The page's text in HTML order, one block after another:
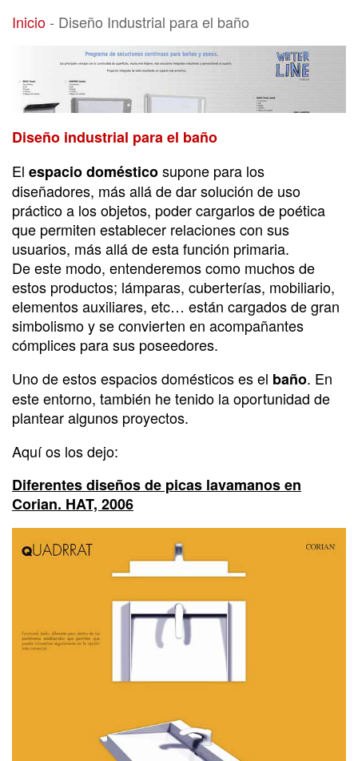
Diseño Industrial para el baño
Inicio- Diseño Industrial para el baño
Diseño industrial para el baño
El espacio domésticosupone para los
diseñadores, más allá de dar solución de uso
práctico a los objetos, poder cargarlos de poética
que permiten establecer relaciones con sus
usuarios, más allá de esta función primaria.
De este modo, entenderemos como muchos de
estos productos; lámparas, cuberterías, mobiliario,
elementos auxiliares, etc… están cargados de gran
simbolismo y se convierten en acompañantes
cómplices para sus poseedores.
Uno de estos espacios domésticos es el baño. En
este entorno, también he tenido la oportunidad de
plantear algunos proyectos.
Aquí os los dejo:
Diferentes diseños de picas lavamanos en
Corian. HAT, 2006